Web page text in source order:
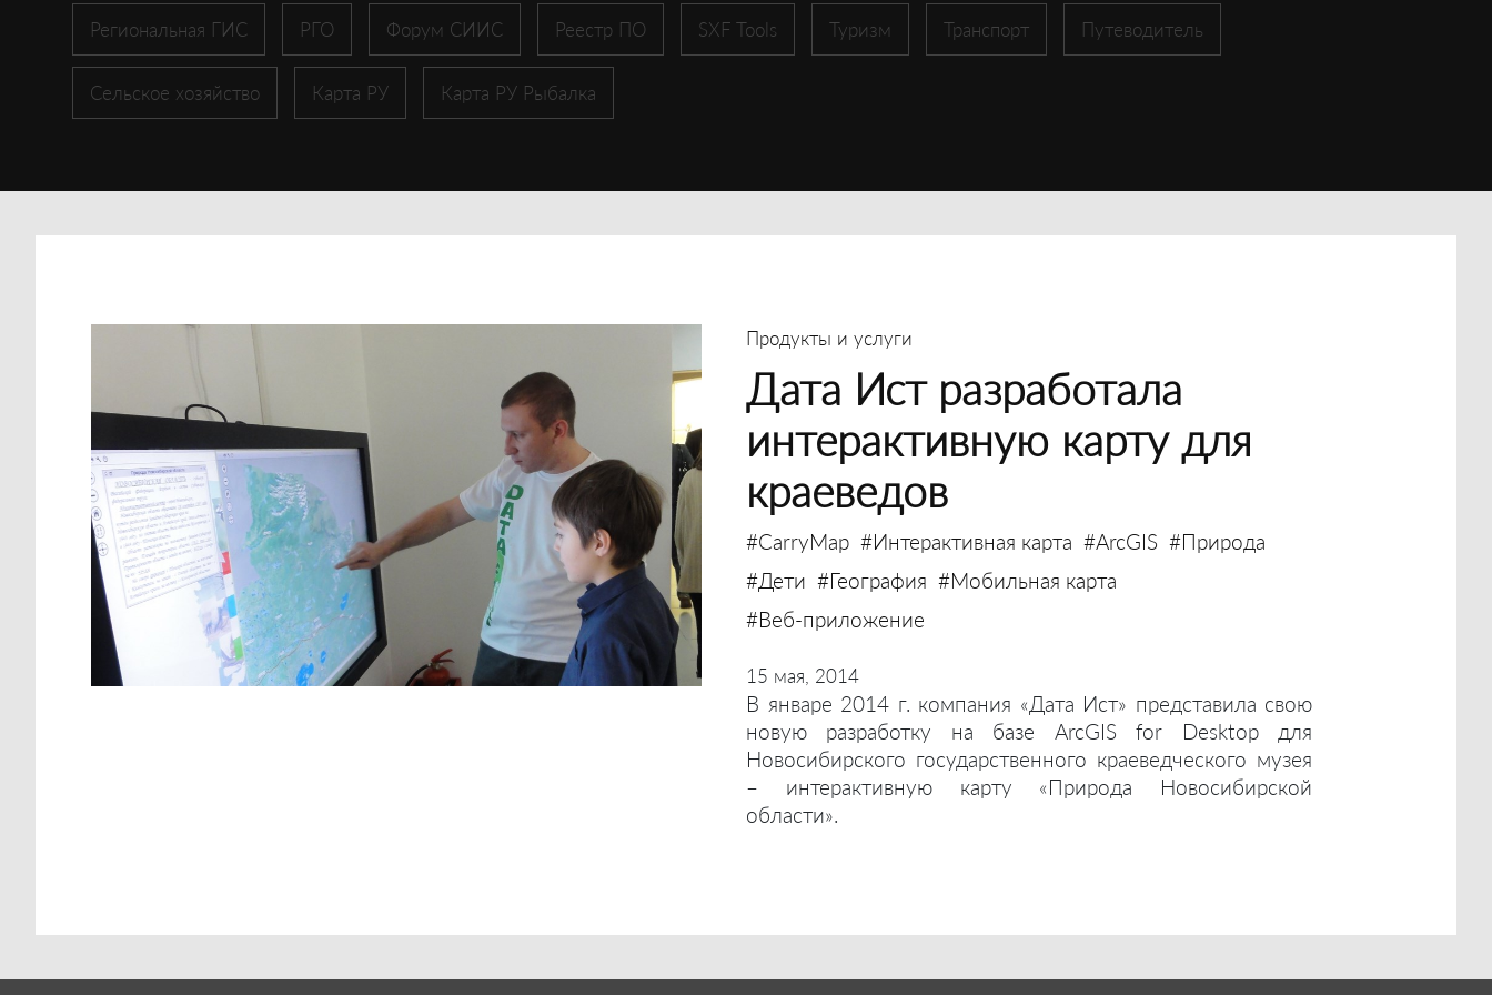
Региональная ГИС РГО Форум СИИС Реестр ПО SXF Tools Туризм Транспорт Путеводитель
Сельское хозяйство Карта РУ Карта РУ Рыбалка
Продукты и услуги
Дата Ист разработала
интерактивную карту для
краеведов
#CarryMap #Интерактивная карта #ArcGIS #Природа
#Дети #География #Мобильная карта
#Веб-приложение
15 мая, 2014
В январе 2014 г. компания «Дата Ист» представила свою
новую разработку на базе ArcGIS for Desktop для
Новосибирского государственного краеведческого музея
– интерактивную карту «Природа Новосибирской
области».